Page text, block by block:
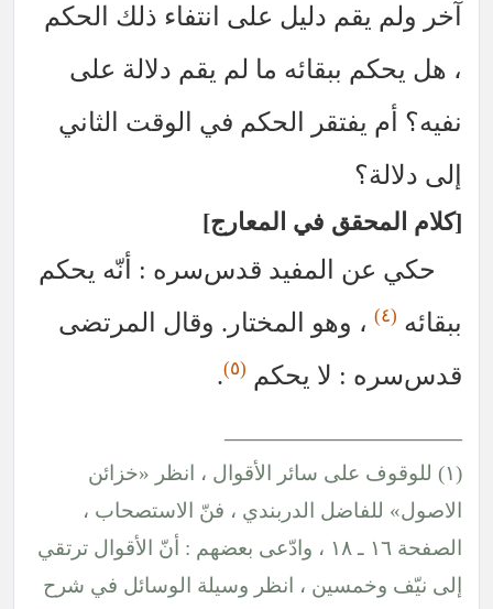
آخر ولم يقم دليل على انتفاء ذلك الحكم
، هل يحكم ببقائه ما لم يقم دلالة على
نفيه؟ أم يفتقر الحكم في الوقت الثاني
إلى دلالة؟
كلام المحقق في المعارج
حكي عن المفيد قدس‌سره : أنّه يحكم
ببقائه (٤)
، وهو المختار. وقال المرتضى
قدس‌سره : لا يحكم (٥)
.
(١) للوقوف على سائر الأقوال ، انظر «خزائن
الاصول» للفاضل الدربندي ، فنّ الاستصحاب ،
الصفحة ١٦ ـ ١٨ ، وادّعى بعضهم : أنّ الأقوال ترتقي
إلى نيّف وخمسين ، انظر وسيلة الوسائل في شرح